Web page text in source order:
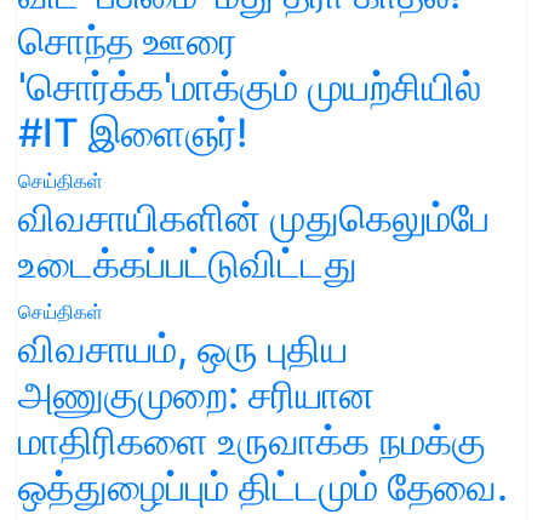
சொந்த ஊரை
'சொர்க்க'மாக்கும் முயற்சியில்
#IT இளைஞர்!
செய்திகள்
விவசாயிகளின் முதுகெலும்பே
உடைக்கப்பட்டுவிட்டது
செய்திகள்
விவசாயம், ஒரு புதிய
அணுகுமுறை: சரியான
மாதிரிகளை உருவாக்க நமக்கு
ஒத்துழைப்பும் திட்டமும் தேவை.